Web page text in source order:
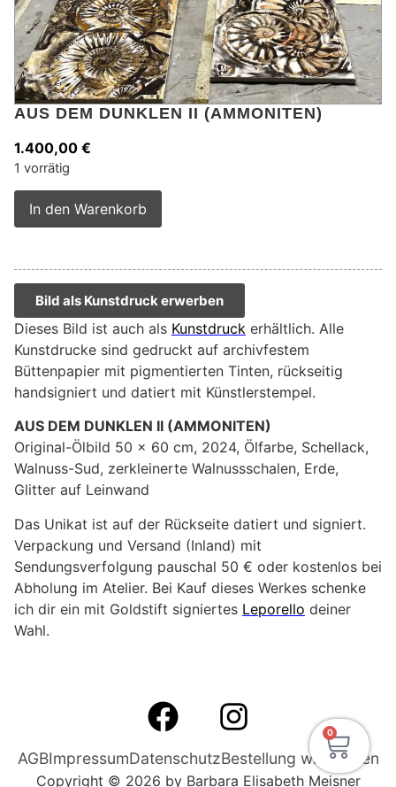
AUS DEM DUNKLEN II (AMMONITEN)
1.400,00 €
1 vorrätig
In den Warenkorb
Bild als Kunstdruck erwerben
Dieses Bild ist auch als Kunstdruck erhältlich. Alle
Kunstdrucke sind gedruckt auf archivfestem
Büttenpapier mit pigmentierten Tinten, rückseitig
handsigniert und datiert mit Künstlerstempel.
AUS DEM DUNKLEN II (AMMONITEN)
Original-Ölbild 50 x 60 cm, 2024, Ölfarbe, Schellack,
Walnuss-Sud, zerkleinerte Walnussschalen, Erde,
Glitter auf Leinwand
Das Unikat ist auf der Rückseite datiert und signiert.
Verpackung und Versand (Inland) mit
Sendungsverfolgung pauschal 50 € oder kostenlos bei
Abholung im Atelier. Bei Kauf dieses Werkes schenke
ich dir ein mit Goldstift signiertes Leporello deiner
Wahl.
Copyright © 2026 by Barbara Elisabeth Meisner
AGBImpressumDatenschutzBestellung widerrufen
0